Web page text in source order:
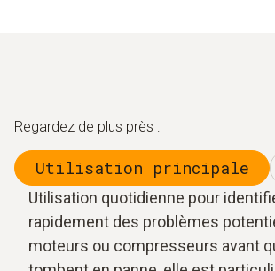
Regardez de plus près :
Utilisation principale
Utilisation quotidienne pour
rapidement des problèmes
moteurs ou compresseurs avant